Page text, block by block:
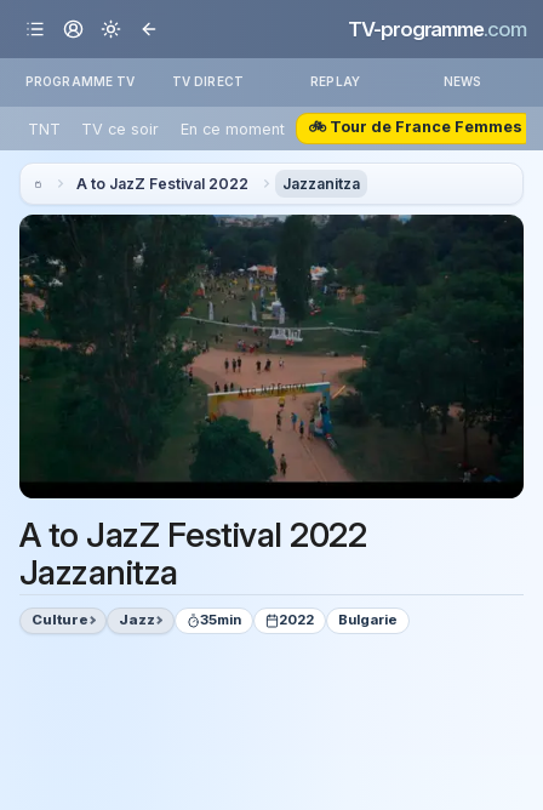
TV-programme.com
PROGRAMME TV TV DIRECT REPLAY NEWS
TNT TV ce soir En ce moment 🚲 Tour de France Femmes
A to JazZ Festival 2022 Jazzanitza
A to JazZ Festival 2022
Jazzanitza
Culture Jazz 35min 2022 Bulgarie